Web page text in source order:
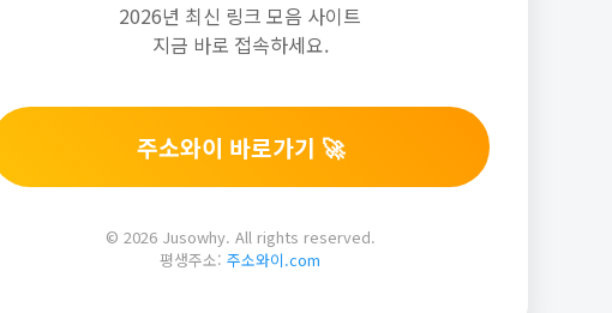
2026년 최신 링크 모음 사이트
지금 바로 접속하세요.
주소와이 바로가기 🚀
© 2026 Jusowhy. All rights reserved.
평생주소: 주소와이.com